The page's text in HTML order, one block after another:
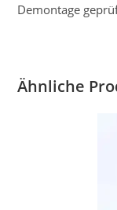
Demontage
Ähnliche